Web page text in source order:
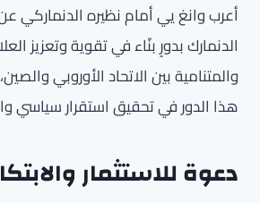
أعرب وانغ يي أمام نظيره
الدنمارك بدورٍ بنّاء في تقوية وتعزيز
والمتنامية بين الاتحاد الأوروبي
هذا الدور في تحقيق استقرار سياسي
دعوة للاستثمار